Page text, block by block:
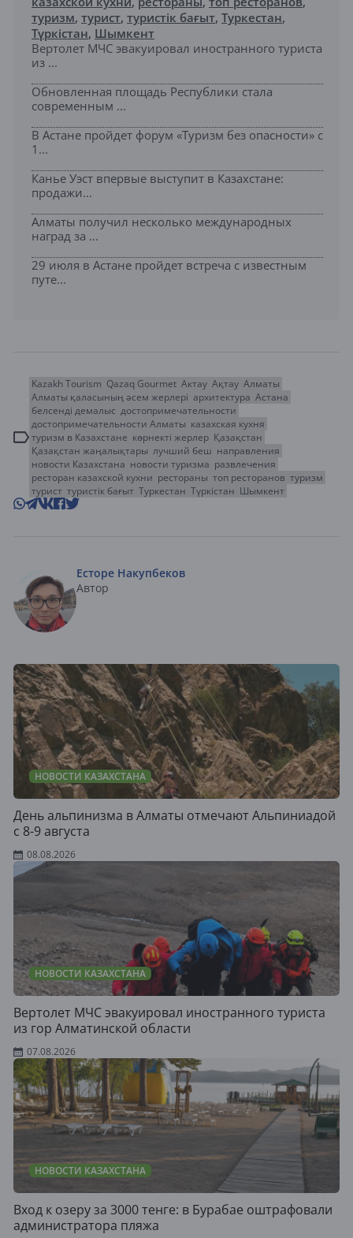
туризм, турист, туристік бағыт, Туркестан,
Түркістан, Шымкент
Вертолет МЧС эвакуировал иностранного туриста
из ...
Обновленная площадь Республики стала
современным ...
В Астане пройдет форум «Туризм без опасности» с
1...
Канье Уэст впервые выступит в Казахстане:
продажи...
Алматы получил несколько международных
наград за ...
29 июля в Астане пройдет встреча с известным
путе...
Kazakh Tourism Qazaq Gourmet Актау Ақтау Алматы
Алматы қаласының әсем жерлері архитектура Астана
белсенді демалыс достопримечательности
достопримечательности Алматы казахская кухня
туризм в Казахстане көрнекті жерлер Қазақстан
Қазақстан жаңалықтары лучший беш направления
новости Казахстана новости туризма развлечения
ресторан казахской кухни рестораны топ ресторанов туризм
турист туристік бағыт Туркестан Түркістан Шымкент
Есторе Накупбеков
Автор
НОВОСТИ КАЗАХСТАНА
День альпинизма в Алматы отмечают Альпиниадой
с 8-9 августа
08.08.2026
НОВОСТИ КАЗАХСТАНА
Вертолет МЧС эвакуировал иностранного туриста
из гор Алматинской области
07.08.2026
НОВОСТИ КАЗАХСТАНА
Вход к озеру за 3000 тенге: в Бурабае оштрафовали
администратора пляжа